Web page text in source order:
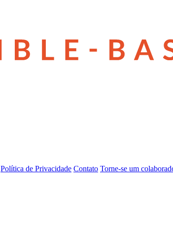
Política de Privacidade Contato Torne-se um